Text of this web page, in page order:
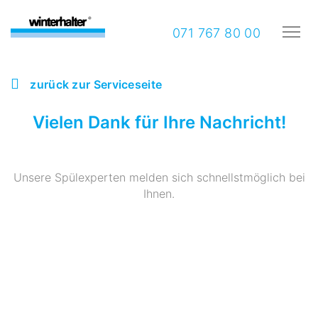
071 767 80 00
zurück zur Serviceseite
Vielen Dank für Ihre Nachricht!
Unsere Spülexperten melden sich schnellstmöglich bei
Ihnen.